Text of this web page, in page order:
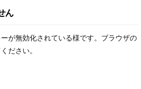
ん
が無効化されている様です。ブラウザの
ださい。